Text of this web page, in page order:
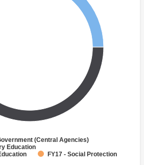
(Central Agencies)
Education
FY17 - Social Protection